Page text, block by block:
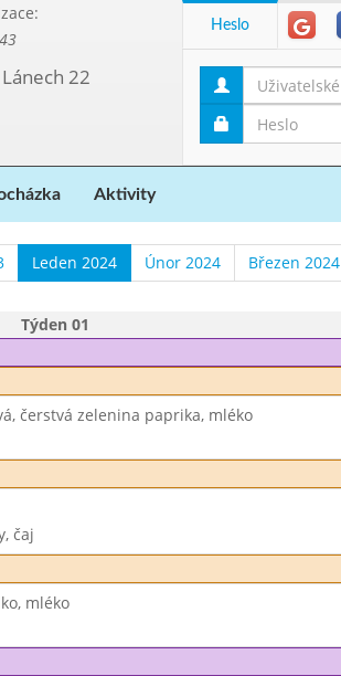
22
Heslo
Aktivity
Leden 2024 Únor 2024 Březen 2024
Týden 01
čerstvá zelenina paprika, mléko
čaj
mléko